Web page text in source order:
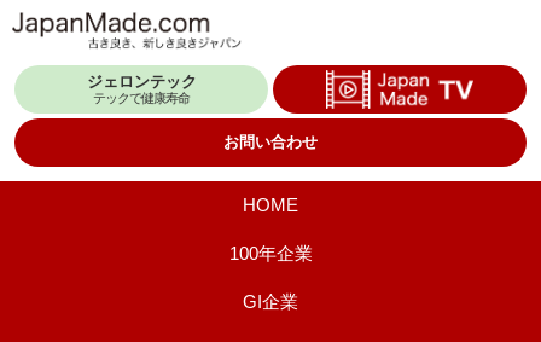
テ
ジェロンテック
テックで健康寿命
お問い合わせ
HOME
100年企業
GI企業